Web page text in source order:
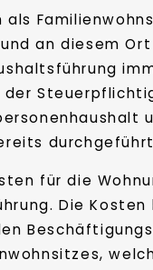
an diesem
für die
Die